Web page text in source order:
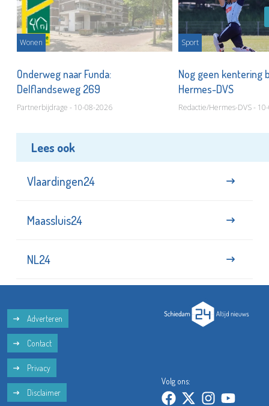
Wonen
Onderweg naar Funda:
Delflandseweg 269
Partnerbijdrage - 10-08-2026
Sport
Nog geen kentering
Hermes-DVS
Redactie/Hermes-DVS -
Lees ook
Vlaardingen24
Maassluis24
NL24
Adverteren
Contact
Privacy
Disclaimer
Volg ons: